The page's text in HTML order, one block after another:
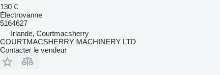
130 €
Électrovanne
5164627
Irlande, Courtmacsherry
COURTMACSHERRY MACHINERY LTD
Contacter le vendeur